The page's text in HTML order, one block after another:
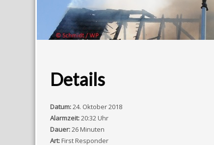
Details
Datum:24. Oktober 2018
Alarmzeit:20:32 Uhr
Dauer:26 Minuten
Art:First Responder